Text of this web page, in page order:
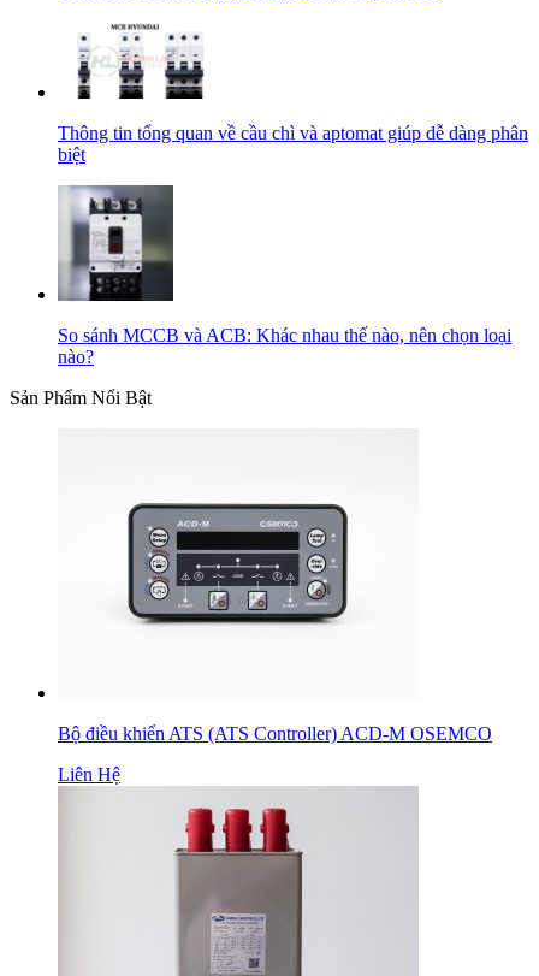
Thông tin tổng quan về cầu chì và aptomat giúp dễ dàng phân
biệt
So sánh MCCB và ACB: Khác nhau thế nào, nên chọn loại
nào?
Sản Phẩm Nổi Bật
Bộ điều khiển ATS (ATS Controller) ACD-M OSEMCO
Liên Hệ